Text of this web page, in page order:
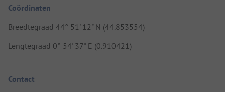
Coördinaten
Breedtegraad 44° 51' 12" N (44.853554)
Lengtegraad 0° 54' 37" E (0.910421)
Contact